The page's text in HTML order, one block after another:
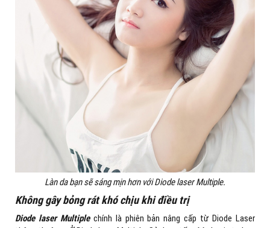
Làn da bạn sẽ sáng mịn hơn với Diode laser Multiple.
Không gây bỏng rát khó chịu khi điều trị
Diode laser Multiple chính là phiên bản nâng cấp từ Diode Laser